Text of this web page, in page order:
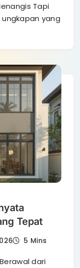
Tapi
ungkapan yang
Tepat
5 Mins
dari